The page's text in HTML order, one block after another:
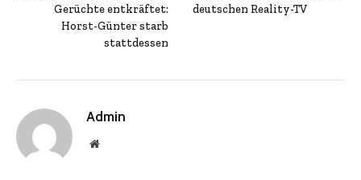
Gerüchte entkräftet:
Horst-Günter starb
stattdessen
deutschen Reality-TV
Admin
Website